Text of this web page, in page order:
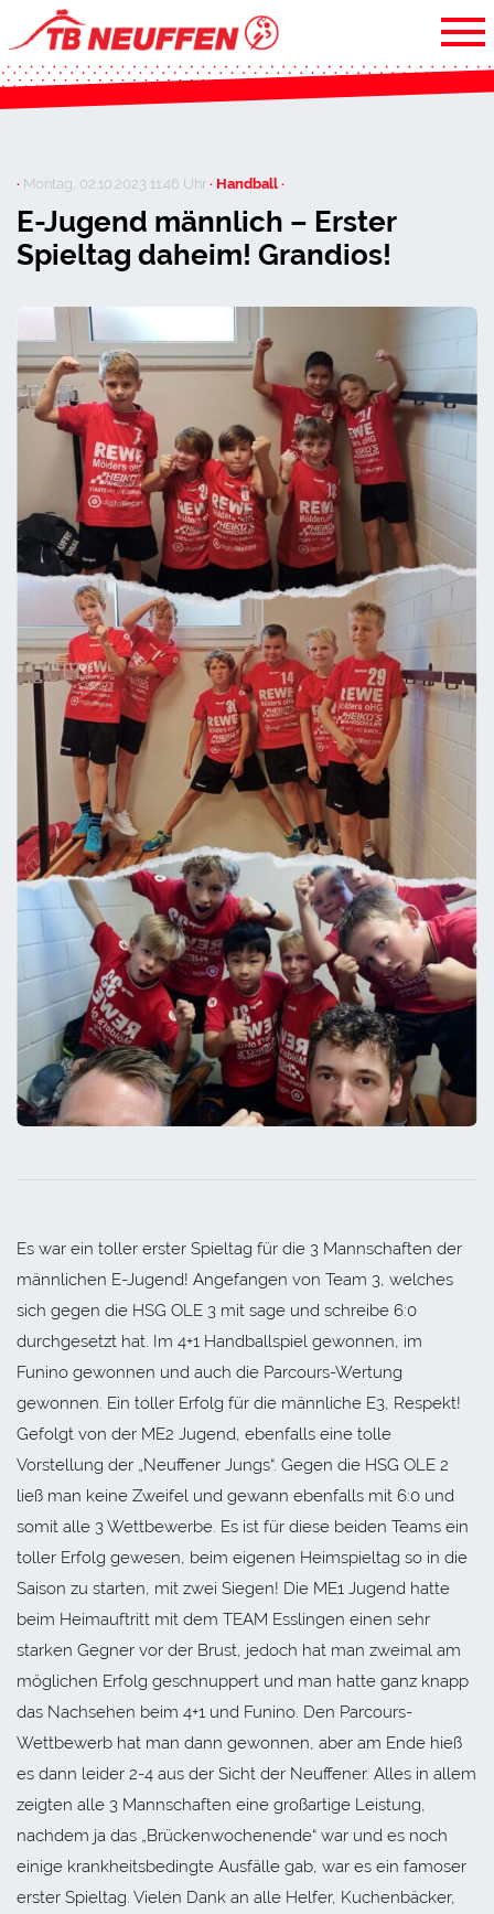
· Montag, 02.10.2023 11:46 Uhr· Handball ·
E-Jugend männlich – Erster
Spieltag daheim! Grandios!
Es war ein toller erster Spieltag für die 3 Mannschaften der
männlichen E-Jugend! Angefangen von Team 3, welches
sich gegen die HSG OLE 3 mit sage und schreibe 6:0
durchgesetzt hat. Im 4+1 Handballspiel gewonnen, im
Funino gewonnen und auch die Parcours-Wertung
gewonnen. Ein toller Erfolg für die männliche E3, Respekt!
Gefolgt von der ME2 Jugend, ebenfalls eine tolle
Vorstellung der „Neuffener Jungs“. Gegen die HSG OLE 2
ließ man keine Zweifel und gewann ebenfalls mit 6:0 und
somit alle 3 Wettbewerbe. Es ist für diese beiden Teams ein
toller Erfolg gewesen, beim eigenen Heimspieltag so in die
Saison zu starten, mit zwei Siegen! Die ME1 Jugend hatte
beim Heimauftritt mit dem TEAM Esslingen einen sehr
starken Gegner vor der Brust, jedoch hat man zweimal am
möglichen Erfolg geschnuppert und man hatte ganz knapp
das Nachsehen beim 4+1 und Funino. Den Parcours-
Wettbewerb hat man dann gewonnen, aber am Ende hieß
es dann leider 2-4 aus der Sicht der Neuffener. Alles in allem
zeigten alle 3 Mannschaften eine großartige Leistung,
nachdem ja das „Brückenwochenende“ war und es noch
einige krankheitsbedingte Ausfälle gab, war es ein famoser
erster Spieltag. Vielen Dank an alle Helfer, Kuchenbäcker,